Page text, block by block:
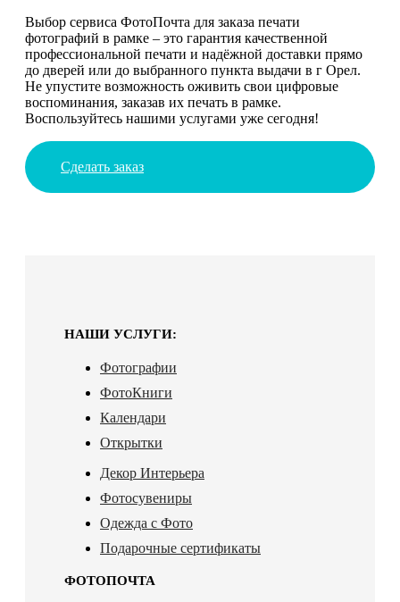
Выбор сервиса ФотоПочта для заказа печати
фотографий в рамке – это гарантия качественной
профессиональной печати и надёжной доставки прямо
до дверей или до выбранного пункта выдачи в г Орел.
Не упустите возможность оживить свои цифровые
воспоминания, заказав их печать в рамке.
Воспользуйтесь нашими услугами уже сегодня!
Сделать заказ
НАШИ УСЛУГИ:
Фотографии
ФотоКниги
Календари
Открытки
Декор Интерьера
Фотосувениры
Одежда с Фото
Подарочные сертификаты
ФОТОПОЧТА